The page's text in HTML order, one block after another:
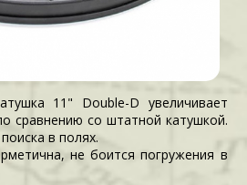
11" Double-D увеличивает
сравнению со штатной катушкой.
в полях.
не боится погружения в